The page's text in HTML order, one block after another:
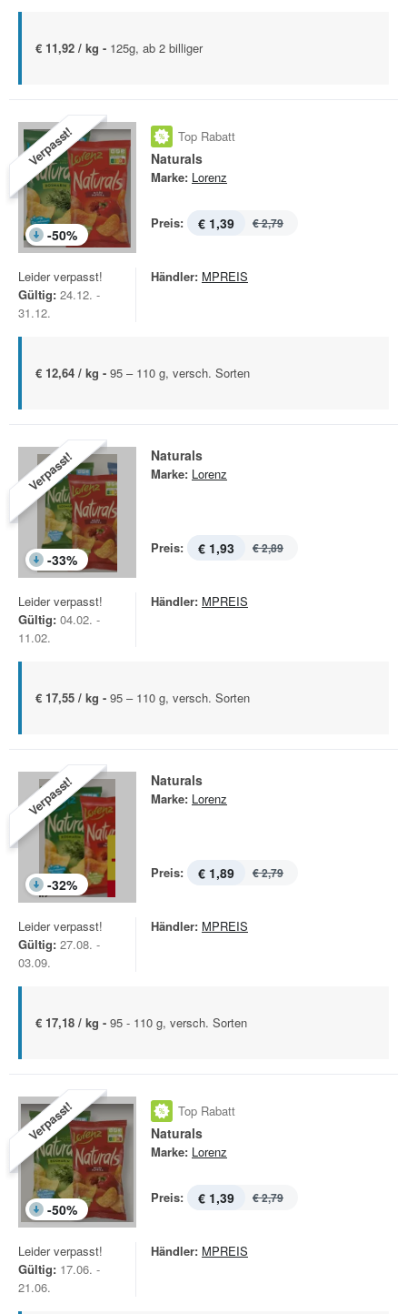
€ 11,92 / kg - 125g, ab 2 billiger
Verpasst!
-50%
Top Rabatt
Naturals
Marke: Lorenz
Preis: € 1,39 € 2,79
Leider verpasst!
Gültig: 24.12. -
31.12.
Händler: MPREIS
€ 12,64 / kg - 95 – 110 g, versch. Sorten
Verpasst!
-33%
Naturals
Marke: Lorenz
Preis: € 1,93 € 2,89
Leider verpasst!
Gültig: 04.02. -
11.02.
Händler: MPREIS
€ 17,55 / kg - 95 – 110 g, versch. Sorten
Verpasst!
-32%
Naturals
Marke: Lorenz
Preis: € 1,89 € 2,79
Leider verpasst!
Gültig: 27.08. -
03.09.
Händler: MPREIS
€ 17,18 / kg - 95 - 110 g, versch. Sorten
Verpasst!
-50%
Top Rabatt
Naturals
Marke: Lorenz
Preis: € 1,39 € 2,79
Leider verpasst!
Gültig: 17.06. -
21.06.
Händler: MPREIS